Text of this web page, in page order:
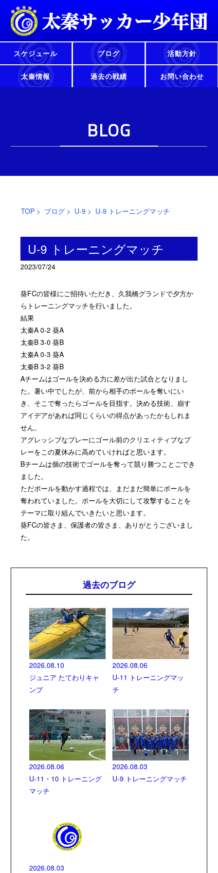
スケジュール ブログ 活動方針
太秦情報 過去の戦績 お問い合わせ
BLOG
TOP> ブログ> U-9 > U-9 トレーニングマッチ
U-9 トレーニングマッチ
2023/07/24
葵FCの皆様にご招待いただき、久我橋グランドで夕方か
らトレーニングマッチを行いました。
結果
太秦A 0-2葵A
太秦B 3-0葵B
太秦A 0-3葵A
太秦B 3-2葵B
Aチームはゴールを決める力に差が出た試合となりまし
た。暑い中でしたが、前から相手のボールを奪いにい
き、そこで奪ったらゴールを目指す。決める技術、崩す
アイデアがあれば同じくらいの得点があったかもしれま
せん。
アグレッシブなプレーにゴール前のクリエィティブなプ
レーをこの夏休みに高めていければと思います。
Bチームは個の技術でゴールを奪って競り勝つことごでき
ました。
ただボールを動かす過程では、まだまだ簡単にボールを
奪われていました。ボールを大切にして攻撃することを
テーマに取り組んでいきたいと思います。
葵FCの皆さま、保護者の皆さま、ありがとうございまし
た。
過去のブログ
2026.08.10
ジュニア たてわりキャ
ンプ
2026.08.06
U-11 トレーニングマッ
チ
2026.08.06
U-11・10 トレーニング
マッチ
2026.08.03
U-9 トレーニングマッチ
2026.08.03